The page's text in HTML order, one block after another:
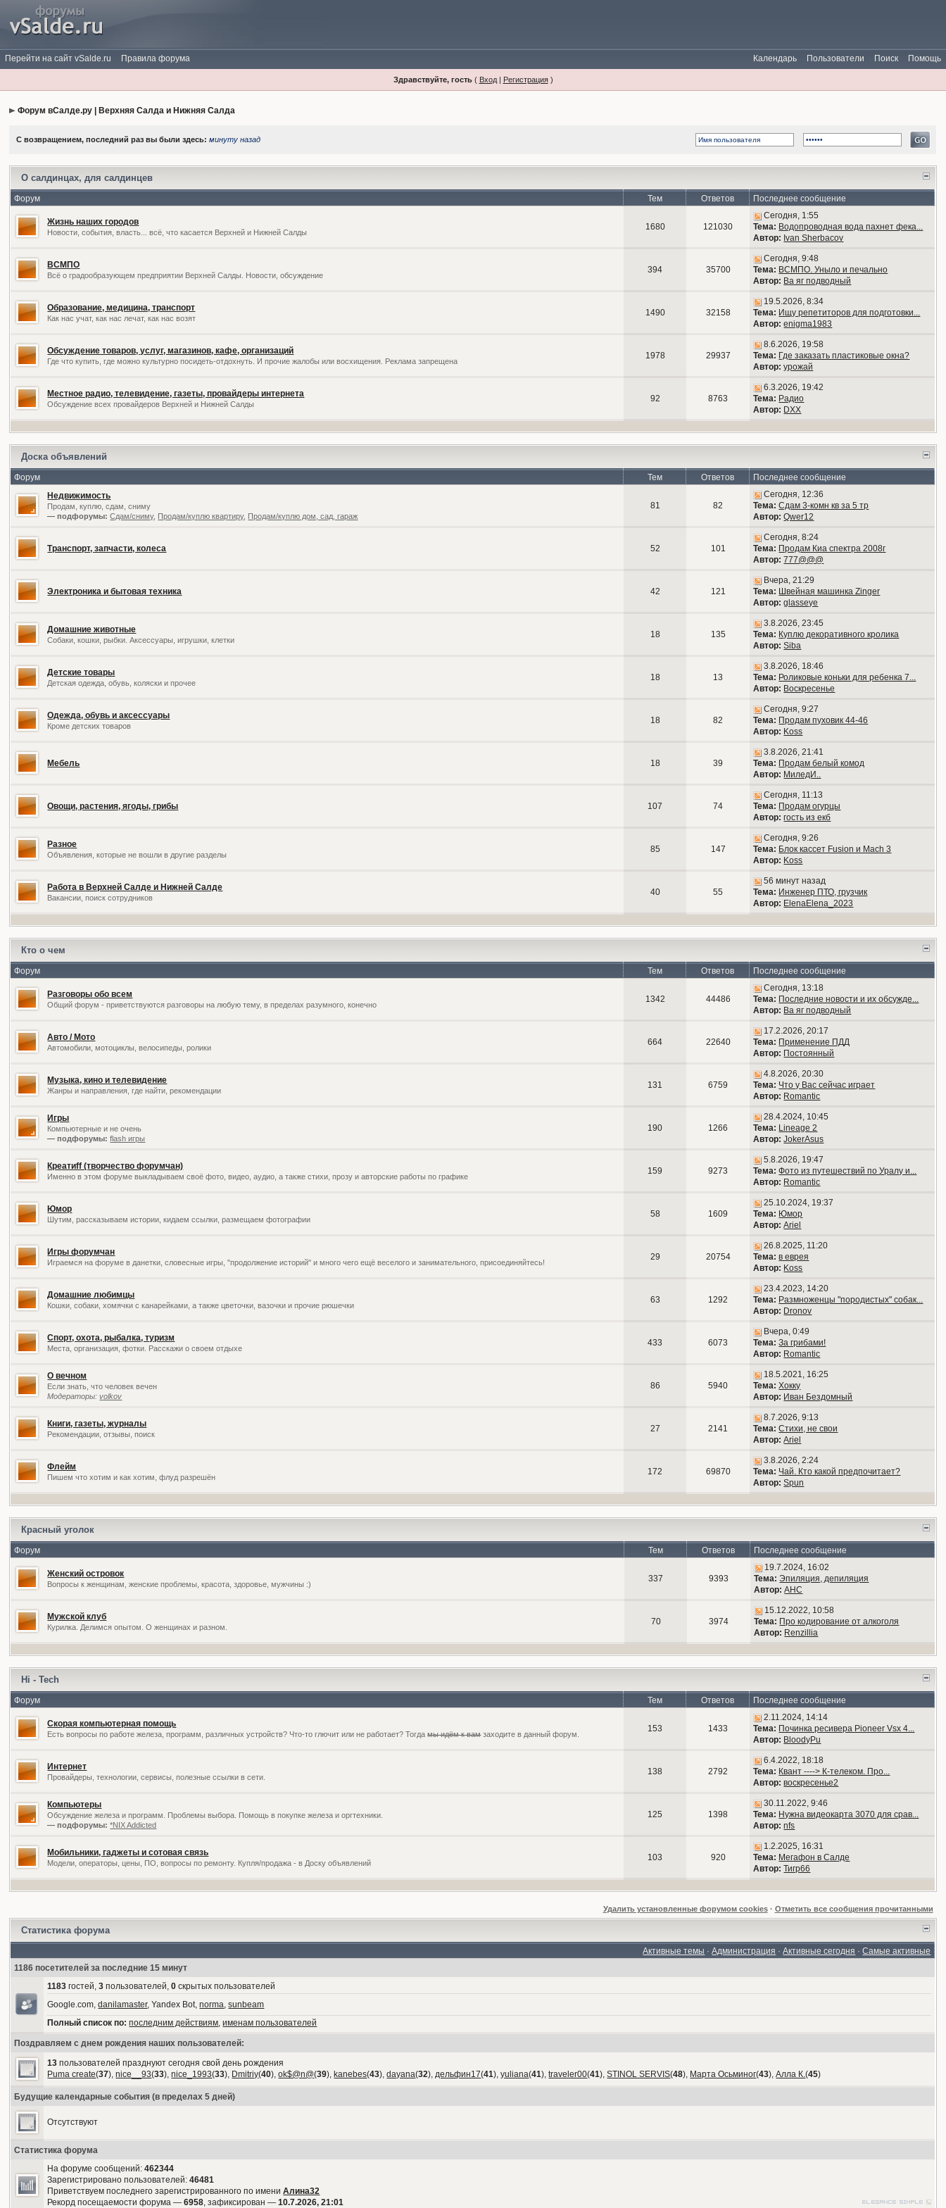
Перейти на сайт vSalde.ru Правила форума Помощь
Поиск
Пользователи
Календарь
Здравствуйте, гость( Вход| Регистрация)
Форум вСалде.ру | Верхняя Салда и Нижняя Салда
С возвращением, последний раз вы были здесь:минуту назад
О салдинцах, для салдинцев
Форум Тем Ответов Последнее сообщение
Жизнь наших городов
Новости, события, власть... всё, что касается Верхней и Нижней Салды
1680 121030
Сегодня, 1:55
Тема: Водопроводная вода пахнет фека...
Автор: Ivan Sherbacov
ВСМПО
Всё о градообразующем предприятии Верхней Салды. Новости, обсуждение
394 35700
Сегодня, 9:48
Тема: ВСМПО. Уныло и печально
Автор: Ва яг подводный
Образование, медицина, транспорт
Как нас учат, как нас лечат, как нас возят
1490 32158
19.5.2026, 8:34
Тема: Ищу репетиторов для подготовки...
Автор: enigma1983
Обсуждение товаров, услуг, магазинов, кафе, организаций
Где что купить, где можно культурно посидеть-отдохнуть. И прочие жалобы или восхищения. Реклама запрещена
1978 29937
8.6.2026, 19:58
Тема: Где заказать пластиковые окна?
Автор: урожай
Местное радио, телевидение, газеты, провайдеры интернета
Обсуждение всех провайдеров Верхней и Нижней Салды
92 8763
6.3.2026, 19:42
Тема: Радио
Автор: DXX
Доска объявлений
Форум Тем Ответов
Последнее сообщение
Недвижимость
Продам, куплю, сдам, сниму
— подфорумы: Сдам/сниму, Продам/куплю квартиру, Продам/куплю дом, сад, гараж
81 82
Сегодня, 12:36
Тема: Сдам 3-комн кв за 5 тр
Автор: Qwer12
Транспорт, запчасти, колеса 52 101
Сегодня, 8:24
Тема: Продам Киа спектра 2008г
Автор: 777@@@
Электроника и бытовая техника 42 121
Вчера, 21:29
Тема: Швейная машинка Zinger
Автор: glasseye
Домашние животные
Собаки, кошки, рыбки. Аксессуары, игрушки, клетки
18 135
3.8.2026, 23:45
Тема: Куплю декоративного кролика
Автор: Siba
Детские товары
Детская одежда, обувь, коляски и прочее
18 13
3.8.2026, 18:46
Тема: Роликовые коньки для ребенка 7...
Автор: Воскресенье
Одежда, обувь и аксессуары
Кроме детских товаров
18 82
Сегодня, 9:27
Тема: Продам пуховик 44-46
Автор: Koss
Мебель 18 39
3.8.2026, 21:41
Тема: Продам белый комод
Автор: МиледИ..
Овощи, растения, ягоды, грибы 107 74
Сегодня, 11:13
Тема: Продам огурцы
Автор: гость из екб
Разное
Объявления, которые не вошли в другие разделы
85 147
Сегодня, 9:26
Тема: Блок кассет Fusion и Mach 3
Автор: Koss
Работа в Верхней Салде и Нижней Салде
Вакансии, поиск сотрудников
40 55
56 минут назад
Тема: Инженер ПТО, грузчик
Автор: ElenaElena_2023
Кто о чем
Форум Тем Ответов Последнее сообщение
Разговоры обо всем
Общий форум - приветствуются разговоры на любую тему, в пределах разумного, конечно
1342 44486
Сегодня, 13:18
Тема: Последние новости и их обсужде...
Автор: Ва яг подводный
Авто / Мото
Автомобили, мотоциклы, велосипеды, ролики
664 22640
17.2.2026, 20:17
Тема: Применение ПДД
Автор: Постоянный
Музыка, кино и телевидение
Жанры и направления, где найти, рекомендации
131 6759
4.8.2026, 20:30
Тема: Что у Вас сейчас играет
Автор: Romantic
Игры
Компьютерные и не очень
— подфорумы: flash игры
190 1266
28.4.2024, 10:45
Тема: Lineage 2
Автор: JokerAsus
Креатиff (творчество форумчан)
Именно в этом форуме выкладываем своё фото, видео, аудио, а также стихи, прозу и авторские работы по графике
159 9273
5.8.2026, 19:47
Тема: Фото из путешествий по Уралу и...
Автор: Romantic
Юмор
Шутим, рассказываем истории, кидаем ссылки, размещаем фотографии
58 1609
25.10.2024, 19:37
Тема: Юмор
Автор: Ariel
Игры форумчан
Играемся на форуме в данетки, словесные игры, "продолжение историй" и много чего ещё веселого и занимательного, присоединяйтесь!
29 20754
26.8.2025, 11:20
Тема: в еврея
Автор: Koss
Домашние любимцы
Кошки, собаки, хомячки с канарейками, а также цветочки, вазочки и прочие рюшечки
63 1292
23.4.2023, 14:20
Тема: Размноженцы "породистых" собак...
Автор: Dronov
Спорт, охота, рыбалка, туризм
Места, организация, фотки. Расскажи о своем отдыхе
433 6073
Вчера, 0:49
Тема: За грибами!
Автор: Romantic
О вечном
Если знать, что человек вечен
Модераторы:volkov
86 5940
18.5.2021, 16:25
Тема: Хокку
Автор: Иван Бездомный
Книги, газеты, журналы
Рекомендации, отзывы, поиск
27 2141
8.7.2026, 9:13
Тема: Стихи, не свои
Автор: Ariel
Флейм
Пишем что хотим и как хотим, флуд разрешён
172 69870
3.8.2026, 2:24
Тема: Чай. Кто какой предпочитает?
Автор: Spun
Красный уголок
Форум Тем Ответов Последнее сообщение
Женский островок
Вопросы к женщинам, женские проблемы, красота, здоровье, мужчины :)
337 9393
19.7.2024, 16:02
Тема: Эпиляция, депиляция
Автор: АНС
Мужской клуб
Курилка. Делимся опытом. О женщинах и разном.
70 3974
15.12.2022, 10:58
Тема: Про кодирование от алкоголя
Автор: Renzillia
Hi - Tech
Форум Тем Ответов Последнее сообщение
Скорая компьютерная помощь
Есть вопросы по работе железа, программ, различных устройств? Что-то глючит или не работает? Тогдамы идём к вамзаходите в данный форум.
153 1433
2.11.2024, 14:14
Тема: Починка ресивера Pioneer Vsx 4...
Автор: BloodyPu
Интернет
Провайдеры, технологии, сервисы, полезные ссылки в сети.
138 2792
6.4.2022, 18:18
Тема: Квант ----> К-телеком. Про...
Автор: воскресенье2
Компьютеры
Обсуждение железа и программ. Проблемы выбора. Помощь в покупке железа и оргтехники.
— подфорумы: *NIX Addicted
125 1398
30.11.2022, 9:46
Тема: Нужна видеокарта 3070 для срав...
Автор: nfs
Мобильники, гаджеты и сотовая связь
Модели, операторы, цены, ПО, вопросы по ремонту. Купля/продажа - в Доску объявлений
103 920
1.2.2025, 16:31
Тема: Мегафон в Салде
Автор: Тигр66
Удалить установленные форумом cookies· Отметить все сообщения прочитанными
Статистика форума
Активные темы ·Администрация ·Активные сегодня ·Самые активные
1186 посетителей за последние 15 минут
1183 гостей,3 пользователей,0 скрытых пользователей
Google.com,danilamaster, Yandex Bot,norma,sunbeam
Полный список по: последним действиям,именам пользователей
Поздравляем с днем рождения наших пользователей:
13 пользователей празднуют сегодня свой день рождения
Puma create(37),nice__93(33),nice_1993(33), Dmitriy(40),ok$@n@(39), kanebes(43),dayana(32),дельфин17(41),yuliana(41),traveler00(41),STINOL SERVIS(48), Марта Осьминог(43),Алла К.(45)
Будущие календарные события (в пределах 5 дней)
Отсутствуют
Статистика форума
На форуме сообщений:462344
Зарегистрировано пользователей:46481
Приветствуем последнего зарегистрированного по имениАлина32
Рекорд посещаемости форума —6958, зафиксирован —10.7.2026, 21:01